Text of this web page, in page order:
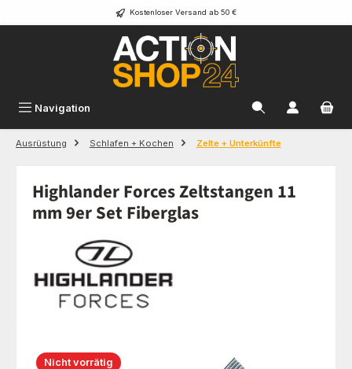
Zum Hauptinhalt springen Kostenloser Versand ab 50 €
Navigation
Ausrüstung Schlafen + Kochen Zelte + Unterkünfte
Highlander Forces Zeltstangen 11
mm 9er Set Fiberglas
Bildergalerie überspringen
Nicht vorrätig